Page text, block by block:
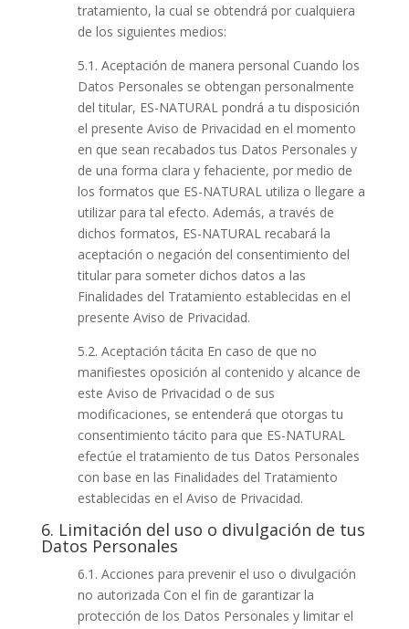
tratamiento, la cual se obtendrá por cualquiera
de los siguientes medios:
5.1. Aceptación de manera personal Cuando los
Datos Personales se obtengan personalmente
del titular, ES-NATURAL pondrá a tu disposición
el presente Aviso de Privacidad en el momento
en que sean recabados tus Datos Personales y
de una forma clara y fehaciente, por medio de
los formatos que ES-NATURAL utiliza o llegare a
utilizar para tal efecto. Además, a través de
dichos formatos, ES-NATURAL recabará la
aceptación o negación del consentimiento del
titular para someter dichos datos a las
Finalidades del Tratamiento establecidas en el
presente Aviso de Privacidad.
5.2. Aceptación tácita En caso de que no
manifiestes oposición al contenido y alcance de
este Aviso de Privacidad o de sus
modificaciones, se entenderá que otorgas tu
consentimiento tácito para que ES-NATURAL
efectúe el tratamiento de tus Datos Personales
con base en las Finalidades del Tratamiento
establecidas en el Aviso de Privacidad.
6. Limitación del uso o divulgación de tus
Datos Personales
6.1. Acciones para prevenir el uso o divulgación
no autorizada Con el fin de garantizar la
protección de los Datos Personales y limitar el